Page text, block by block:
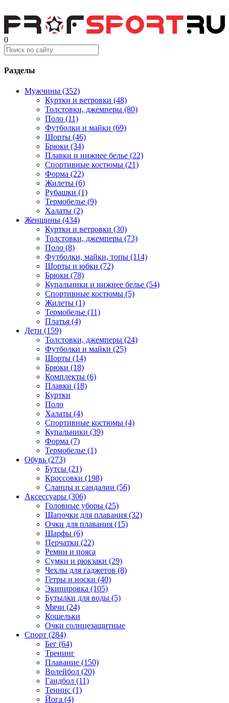
0
Разделы
Мужчины (352)
Куртки и ветровки (48)
Толстовки, джемперы (80)
Поло (11)
Футболки и майки (69)
Шорты (46)
Брюки (34)
Плавки и нижнее белье (22)
Спортивные костюмы (21)
Форма (22)
Жилеты (6)
Рубашки (1)
Термобелье (9)
Халаты (2)
Женщины (434)
Куртки и ветровки (30)
Толстовки, джемперы (73)
Поло (8)
Футболки, майки, топы (114)
Шорты и юбки (72)
Брюки (78)
Купальники и нижнее белье (54)
Спортивные костюмы (5)
Жилеты (1)
Термобелье (11)
Платья (4)
Дети (159)
Толстовки, джемперы (24)
Футболки и майки (25)
Шорты (14)
Брюки (18)
Комплекты (6)
Плавки (18)
Куртки
Поло
Халаты (4)
Спортивные костюмы (4)
Купальники (39)
Форма (7)
Термобелье (1)
Обувь (273)
Бутсы (21)
Кроссовки (198)
Сланцы и сандалии (56)
Аксессуары (306)
Головные уборы (25)
Шапочки для плавания (32)
Очки для плавания (15)
Шарфы (6)
Перчатки (22)
Ремни и пояса
Сумки и рюкзаки (29)
Чехлы для гаджетов (8)
Гетры и носки (40)
Экипировка (105)
Бутылки для воды (5)
Мячи (24)
Кошельки
Очки солнцезащитные
Спорт (284)
Бег (64)
Тренинг
Плавание (150)
Волейбол (20)
Гандбол (11)
Теннис (1)
Йога (4)